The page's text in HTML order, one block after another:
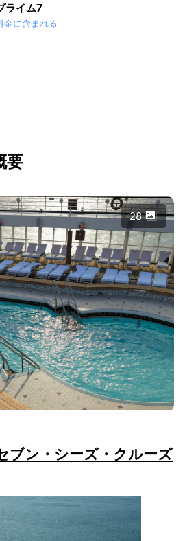
ライム7
金に含まれる
要
28
ブン・シーズ・クルーズ